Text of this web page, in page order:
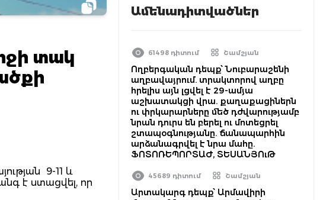
տակ
9-11 և
է ստացվել, որ
Ամենադիտվածներ
61498 դիտում Շամշյան
Ողբերգական դեպք՝ Նուբարաշենի
աղբավայրում. տրակտորով աղբը
հրելիս այն լցվել է 29-ամյա
աշխատակցի վրա. քաղաքացիներն
ու փրկարարները մեծ դժվարությամբ
նրան դուրս են բերել ու մոտեցրել
շտապօգնությանը. ճանապարհին
արձանագրվել է նրա մահը.
ՖՈՏՈՌԵՊՈՐՏԱԺ, ՏԵՍԱՆՅՈւԹ
45689 դիտում Շամշյան
Արտակարգ դեպք՝ Արմավիրի